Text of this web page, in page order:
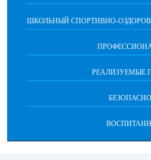
ШКОЛЬНЫЙ СПОРТИВНО-
РЕАЛИЗУЕМЫЕ